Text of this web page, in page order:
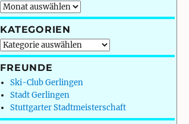
Archiv
KATEGORIEN
Kategorien
FREUNDE
Ski-Club Gerlingen
Stadt Gerlingen
Stuttgarter Stadtmeisterschaft